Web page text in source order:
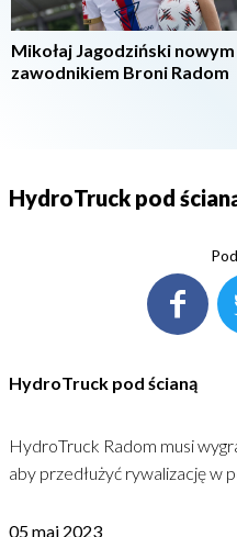
Mikołaj Jagodziński nowym
zawodnikiem Broni Radom
HydroTruck pod
HydroTruck pod ścianą
HydroTruck Radom musi
aby przedłużyć rywalizację w
05 maj 2023